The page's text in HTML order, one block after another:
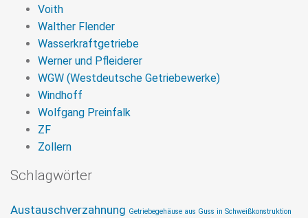
Voith
Walther Flender
Wasserkraftgetriebe
Werner und Pfleiderer
WGW (Westdeutsche Getriebewerke)
Windhoff
Wolfgang Preinfalk
ZF
Zollern
Schlagwörter
Austauschverzahnung Getriebegehäuse aus Guss in Schweißkonstruktion